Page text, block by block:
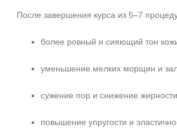
После завершения курса из 5–7
более ровный и сияющий тон
уменьшение мелких морщин и
сужение пор и снижение
повышение упругости и